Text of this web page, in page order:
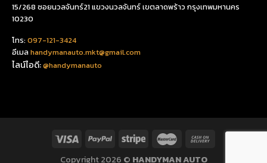
15/268 ซอยนวลจันทร์21 แขวงนวลจันทร์ เขตลาดพร้าว กรุงเทพมหานคร
10230
โทร:097-121-3424
อีเมลhandymanauto.mkt@gmail.com
ไลน์ไอดี:@handymanauto
Copyright 2026 © HANDYMAN AUTO